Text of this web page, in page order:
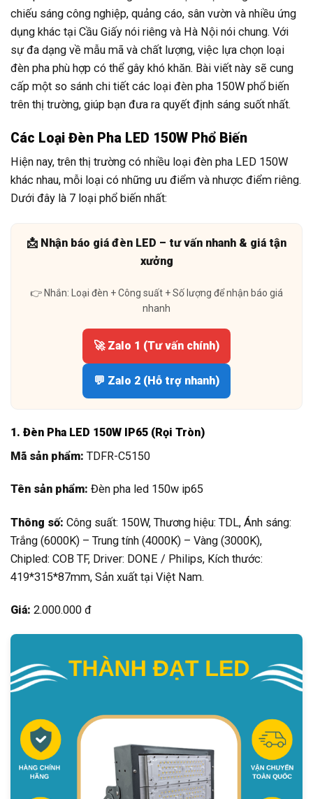
chiếu sáng công nghiệp, quảng cáo, sân vườn và nhiều ứng
dụng khác tại Cầu Giấy nói riêng và Hà Nội nói chung. Với
sự đa dạng về mẫu mã và chất lượng, việc lựa chọn loại
đèn pha phù hợp có thể gây khó khăn. Bài viết này sẽ cung
cấp một so sánh chi tiết các loại đèn pha 150W phổ biến
trên thị trường, giúp bạn đưa ra quyết định sáng suốt nhất.
Các Loại Đèn Pha LED 150W Phổ Biến
Hiện nay, trên thị trường có nhiều loại đèn pha LED 150W
khác nhau, mỗi loại có những ưu điểm và nhược điểm riêng.
Dưới đây là 7 loại phổ biến nhất:
📩 Nhận báo giá đèn LED – tư vấn nhanh & giá tận
xưởng
👉 Nhắn: Loại đèn + Công suất + Số lượng để nhận báo giá
nhanh
🚀 Zalo 1 (Tư vấn chính)
💬 Zalo 2 (Hỗ trợ nhanh)
1. Đèn Pha LED 150W IP65 (Rọi Tròn)
Mã sản phẩm: TDFR-C5150
Tên sản phẩm: Đèn pha led 150w ip65
Thông số: Công suất: 150W, Thương hiệu: TDL, Ánh sáng:
Trắng (6000K) – Trung tính (4000K) – Vàng (3000K),
Chipled: COB TF, Driver: DONE / Philips, Kích thước:
419*315*87mm, Sản xuất tại Việt Nam.
Giá: 2.000.000 đ